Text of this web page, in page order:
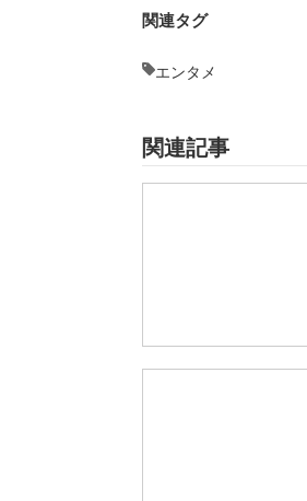
関連タグ
エンタメ
関連記事